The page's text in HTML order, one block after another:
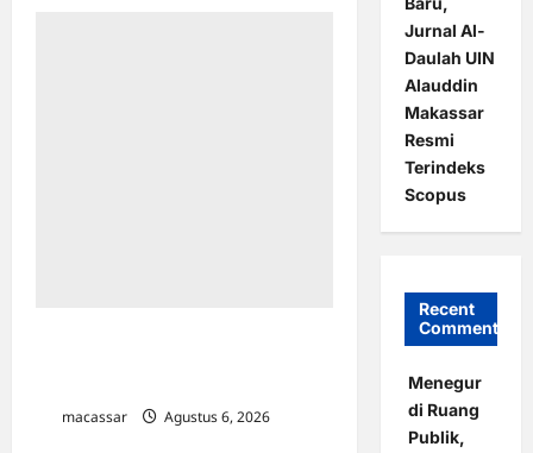
macassar
Agustus 6, 2026
Jurnal Al-
Daulah UIN
Alauddin
Makassar
Resmi
Terindeks
Scopus
Recent
Comments
Menegur
di Ruang
Publik,